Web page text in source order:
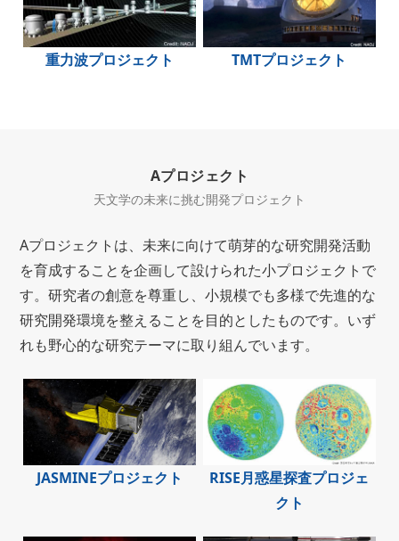
重力波プロジェクト TMTプロジェクト
Aプロジェクト
天文学の未来に挑む開発プロジェクト
Aプロジェクトは、未来に向けて萌芽的な研究開発活動
を育成することを企画して設けられた小プロジェクトで
す。研究者の創意を尊重し、小規模でも多様で先進的な
研究開発環境を整えることを目的としたものです。いず
れも野心的な研究テーマに取り組んでいます。
JASMINEプロジェクト
RISE月惑星探査プロジェ
クト